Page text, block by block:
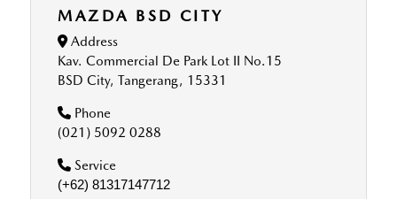
MAZDA BSD CITY
Address
Kav. Commercial De Park Lot II No.15
BSD City, Tangerang, 15331
Phone
(021) 5092 0288
Service
(+62) 81317147712